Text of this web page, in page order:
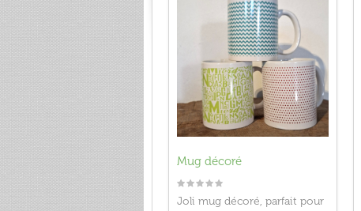
Mug décoré
Joli mug décoré, parfait pour